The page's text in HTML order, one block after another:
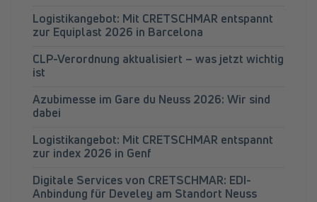
Logistikangebot: Mit CRETSCHMAR entspannt
zur Equiplast 2026 in Barcelona
CLP-Verordnung aktualisiert – was jetzt wichtig
ist
Azubimesse im Gare du Neuss 2026: Wir sind
dabei
Logistikangebot: Mit CRETSCHMAR entspannt
zur index 2026 in Genf
Digitale Services von CRETSCHMAR: EDI-
Anbindung für Develey am Standort Neuss